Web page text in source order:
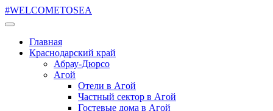
#WELCOMETOSEA
Главная
Краснодарский край
Абрау-Дюрсо
Агой
Отели в Агой
Частный сектор в Агой
Гостевые дома в Агой